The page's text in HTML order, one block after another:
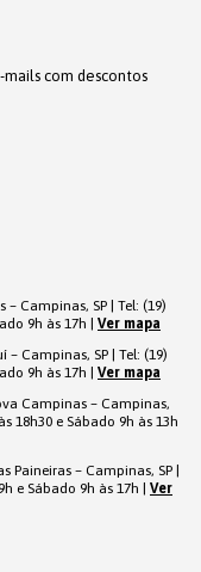
com descontos
– Campinas, SP | Tel: (19)
9h às 17h | Ver mapa
Campinas, SP | Tel: (19)
9h às 17h | Ver mapa
Campinas – Campinas,
18h30 e Sábado 9h às 13h
Paineiras – Campinas, SP |
e Sábado 9h às 17h | Ver